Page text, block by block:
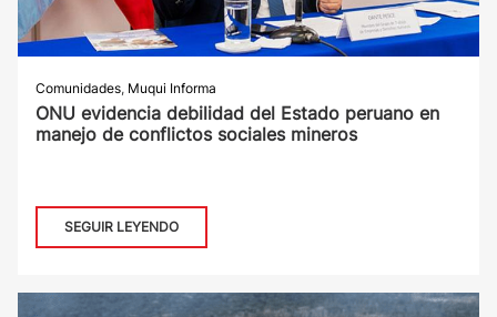
Comunidades, Muqui Informa
ONU evidencia debilidad del Estado peruano en
manejo de conflictos sociales mineros
SEGUIR LEYENDO